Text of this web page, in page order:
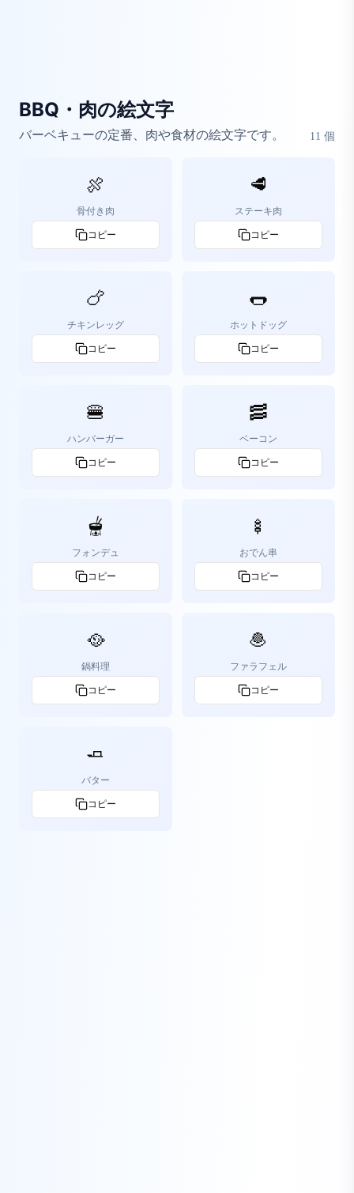
BBQ・肉の絵文字
バーベキューの定番、肉や食材の絵文字です。 11 個
🍖
骨付き肉
コピー
🥩
ステーキ肉
コピー
🍗
チキンレッグ
コピー
🌭
ホットドッグ
コピー
🍔
ハンバーガー
コピー
🥓
ベーコン
コピー
🫕
フォンデュ
コピー
🍢
おでん串
コピー
🥘
鍋料理
コピー
🧆
ファラフェル
コピー
🧈
バター
コピー